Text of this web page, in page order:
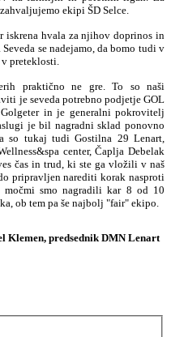
ekipi ŠD Selce.
hvala za njihov doprinos in
se nadejamo, da bomo tudi v
preteklosti.
praktično ne gre. To so naši
je seveda potrebno podjetje GOL
in je generalni pokrovitelj
je bil nagradni sklad ponovno
so tukaj tudi Gostilna 29 Lenart,
center, Čaplja Debelak
čas in trud, ki ste ga vložili v naš
pripravljen narediti korak nasproti
smo nagradili kar 8 od 10
ob tem pa še najbolj "fair" ekipo.
Klemen, predsednik DMN Lenart